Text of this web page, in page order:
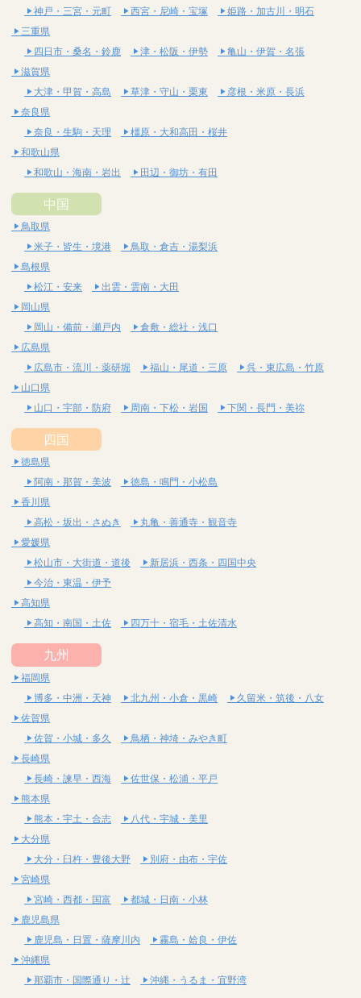
神戸・三宮・元町
西宮・尼崎・宝塚
姫路・加古川・明石
三重県
四日市・桑名・鈴鹿
津・松阪・伊勢
亀山・伊賀・名張
滋賀県
大津・甲賀・高島
草津・守山・栗東
彦根・米原・長浜
奈良県
奈良・生駒・天理
橿原・大和高田・桜井
和歌山県
和歌山・海南・岩出
田辺・御坊・有田
中国
鳥取県
米子・皆生・境港
鳥取・倉吉・湯梨浜
島根県
松江・安来
出雲・雲南・大田
岡山県
岡山・備前・瀬戸内
倉敷・総社・浅口
広島県
広島市・流川・薬研堀
福山・尾道・三原
呉・東広島・竹原
山口県
山口・宇部・防府
周南・下松・岩国 下関・長門・美祢
四国
徳島県
阿南・那賀・美波
徳島・鳴門・小松島
香川県
高松・坂出・さぬき
丸亀・善通寺・観音寺
愛媛県
松山市・大街道・道後
新居浜・西条・四国中央
今治・東温・伊予
高知県
高知・南国・土佐
四万十・宿毛・土佐清水
九州
福岡県
博多・中洲・天神
北九州・小倉・黒崎
久留米・筑後・八女
佐賀県
佐賀・小城・多久
鳥栖・神埼・みやき町
長崎県
長崎・諫早・西海
佐世保・松浦・平戸
熊本県
熊本・宇土・合志
八代・宇城・美里
大分県
大分・臼杵・豊後大野
別府・由布・宇佐
宮崎県
宮崎・西都・国富
都城・日南・小林
鹿児島県
鹿児島・日置・薩摩川内
霧島・姶良・伊佐
沖縄県
那覇市・国際通り・辻
沖縄・うるま・宜野湾